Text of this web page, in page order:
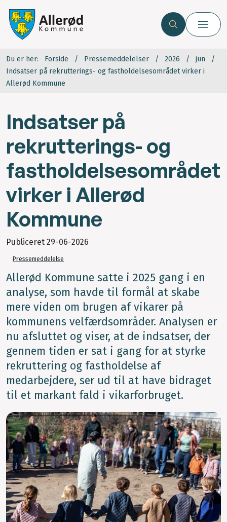
Du er her: Forside Pressemeddelelser 2026
jun
Indsatser på rekrutterings- og fastholdelsesområdet virker i
Allerød Kommune
Indsatser på
rekrutterings- og
fastholdelsesområdet
virker i Allerød
Kommune
Publiceret 29-06-2026
Pressemeddelelse
Allerød Kommune satte i 2025 gang i en
analyse, som havde til formål at skabe
mere viden om brugen af vikarer på
kommunens velfærdsområder. Analysen er
nu afsluttet og viser, at de indsatser, der
gennem tiden er sat i gang for at styrke
rekruttering og fastholdelse af
medarbejdere, ser ud til at have bidraget
til et markant fald i vikarforbruget.